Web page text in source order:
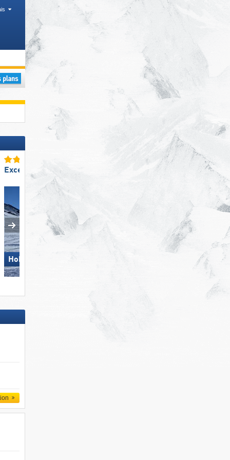
Excellent enneigement
Hohsaas – Saas-Grund
Excellente
Pizol – Bad Ragaz/​Wangs